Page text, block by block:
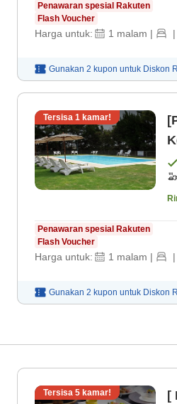
Penawaran spesial Rakuten
Flash Voucher
Harga untuk: 1 malam | |
Gunakan 2 kupon untuk Diskon
Tersisa 1 kamar!
Penawaran spesial Rakuten
Flash Voucher
Harga untuk: 1 malam | |
Gunakan 2 kupon untuk Diskon
Tersisa 5 kamar!
[